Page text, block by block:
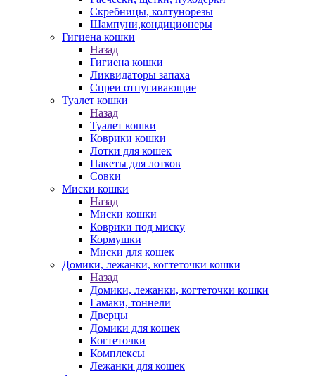
Скребницы, колтунорезы
Шампуни,кондиционеры
Гигиена кошки
Назад
Гигиена кошки
Ликвидаторы запаха
Спреи отпугивающие
Туалет кошки
Назад
Туалет кошки
Коврики кошки
Лотки для кошек
Пакеты для лотков
Совки
Миски кошки
Назад
Миски кошки
Коврики под миску
Кормушки
Миски для кошек
Домики, лежанки, когтеточки кошки
Назад
Домики, лежанки, когтеточки кошки
Гамаки, тоннели
Дверцы
Домики для кошек
Когтеточки
Комплексы
Лежанки для кошек